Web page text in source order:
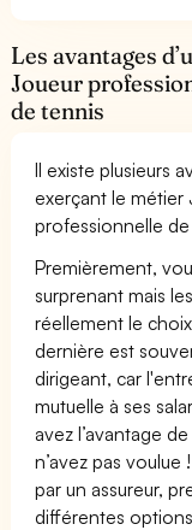
Les avantages
Joueur
de tennis
Il existe plusieurs
exerçant le métier
professionnelle
Premièrement,
surprenant mais
réellement le
dernière est
dirigeant, car
mutuelle à ses
avez l’avantage
n’avez pas
par un assureur,
différentes